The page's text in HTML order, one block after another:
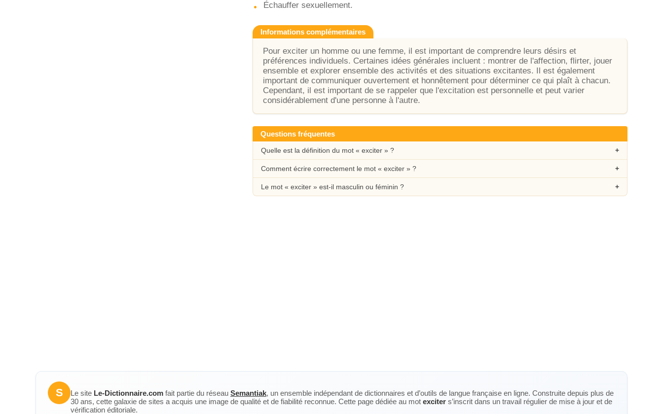
Échauffer sexuellement.
Informations complémentaires
Pour exciter un homme ou une femme, il est important de comprendre leurs désirs et
préférences individuels. Certaines idées générales incluent : montrer de l'affection, flirter, jouer
ensemble et explorer ensemble des activités et des situations excitantes. Il est également
important de communiquer ouvertement et honnêtement pour déterminer ce qui plaît à chacun.
Cependant, il est important de se rappeler que l'excitation est personnelle et peut varier
considérablement d'une personne à l'autre.
Questions fréquentes
Quelle est la définition du mot « exciter » ?
Comment écrire correctement le mot « exciter » ?
Le mot « exciter » est-il masculin ou féminin ?
S Le site Le-Dictionnaire.com fait partie du réseau Semantiak, un ensemble indépendant de dictionnaires et d’outils de langue française en ligne. Construite depuis plus de
30 ans, cette galaxie de sites a acquis une image de qualité et de fiabilité reconnue. Cette page dédiée au mot exciter s’inscrit dans un travail régulier de mise à jour et de
vérification éditoriale.